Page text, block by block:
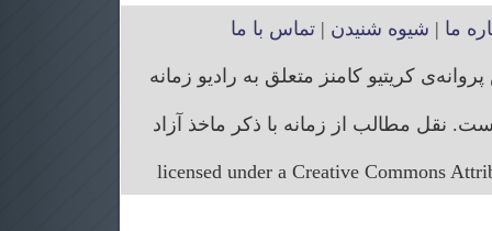
ما | شیوه شنیدن |تماس با ما
کریتیو کامنز متعلق به رادیو زمانه
نقل مطالب از زمانه با ذکر ماخذ آزاد
licensed under a Creative Commons